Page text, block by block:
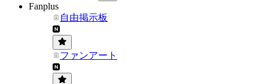
Fanplus
自由掲示板
ファンアート